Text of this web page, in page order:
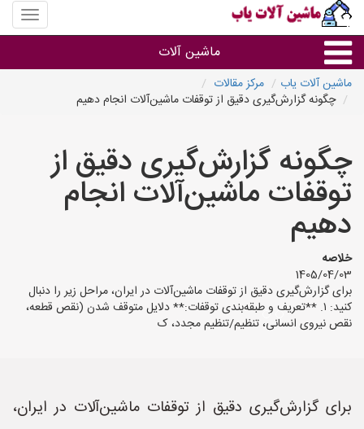
منوی
سایت
آلات
ماشین آلات
ماشین آلات
سایر گروه ها
ماشین آلات
ماشین آلات یاب
مرکز مقالات
چگونه گزارش‌گیری دقیق از توقفات ماشین‌آلات انجام دهیم
چگونه گزارش‌گیری دقیق از
توقفات ماشین‌آلات انجام
دهیم
خلاصه
1405/04/03
برای گزارش‌گیری دقیق از توقفات ماشین‌آلات در ایران، مراحل زیر را دنبال
کنید: ۱. **تعریف و طبقه‌بندی توقفات:** دلایل متوقف شدن (نقص قطعه،
نقص نیروی انسانی، تنظیم/تنظیم مجدد، ک
برای گزارش‌گیری دقیق از توقفات ماشین‌آلات در ایران،